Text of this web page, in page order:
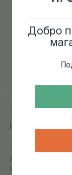
Добро
18+
Родионов Д.
18+
ПРОИЗВЕДЕН,
ИНОСТРАННЫМ